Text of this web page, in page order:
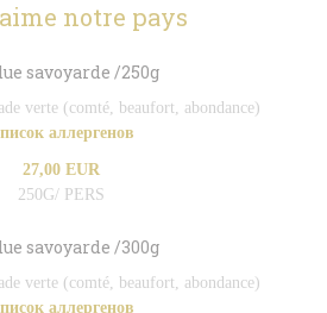
notre pays
savoyarde /250g
verte (comté, beaufort, abondance)
аллергенов
27,00 EUR
250G/ PERS
savoyarde /300g
verte (comté, beaufort, abondance)
аллергенов